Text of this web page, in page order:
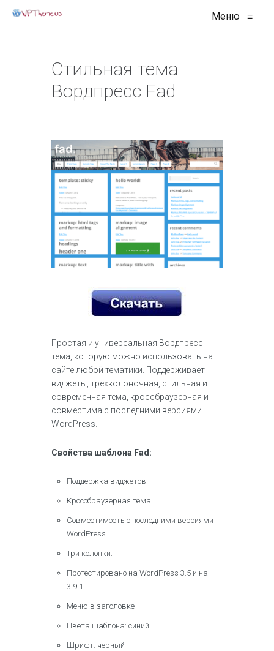
Меню ≡
Стильная тема
Вордпресс Fad
Простая и универсальная Вордпресс
тема, которую можно использовать на
сайте любой тематики. Поддерживает
виджеты, трехколоночная, стильная и
современная тема, кроссбраузерная и
совместима с последними версиями
WordPress.
Свойства шаблона Fad:
Поддержка виджетов.
Кроссбраузерная тема.
Совместимость с последними версиями
WordPress.
Три колонки.
Протестировано на WordPress 3.5 и на
3.9.1
Меню в заголовке
Цвета шаблона: синий
Шрифт: черный